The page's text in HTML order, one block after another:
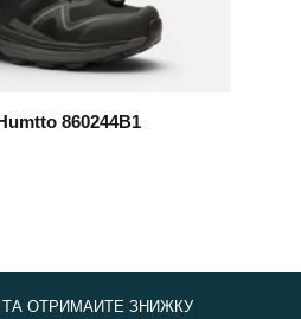
860244B1
ТА ОТРИМАЙТЕ ЗНИЖКУ